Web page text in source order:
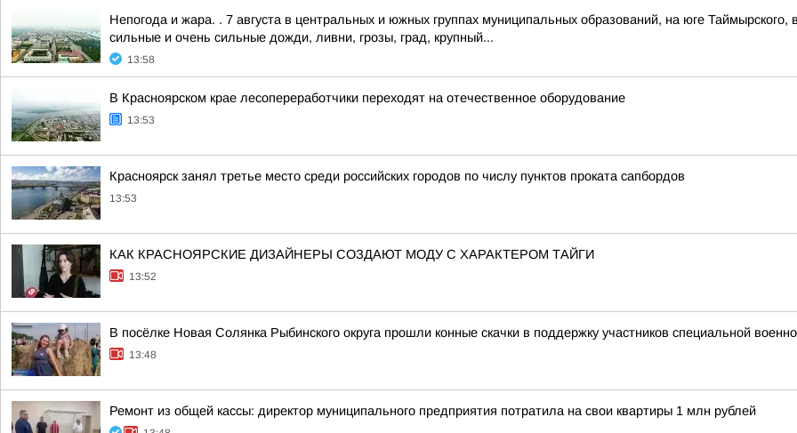
Непогода и жара. . 7 августа в центральных и южных группах муниципальных образований, на юге Таймырского,
сильные и очень сильные дожди, ливни, грозы, град, крупный...
13:58
В Красноярском крае лесопереработчики переходят на отечественное оборудование
13:53
Красноярск занял третье место среди российских городов по числу пунктов проката сапбордов
13:53
КАК КРАСНОЯРСКИЕ ДИЗАЙНЕРЫ СОЗДАЮТ МОДУ С ХАРАКТЕРОМ ТАЙГИ
13:52
В посёлке Новая Солянка Рыбинского округа прошли конные скачки в поддержку участников специальной
13:48
Ремонт из общей кассы: директор муниципального предприятия потратила на свои квартиры 1 млн рублей